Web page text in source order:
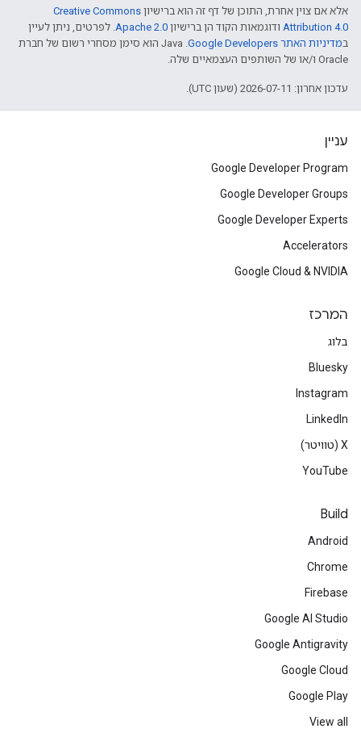
אלא אם צוין אחרת, התוכן של דף זה הוא ברישיון Creative Commons
Attribution 4.0 ודוגמאות הקוד הן ברישיון Apache 2.0. לפרטים, ניתן לעיין
במדיניות האתר Google Developers‏
.‏ Java הוא סימן מסחרי רשום של חברת
Oracle ו/או של השותפים העצמאיים שלה.
עדכון אחרון: 2026-07-11 (שעון UTC).
עניין
Google Developer Program
Google Developer Groups
Google Developer Experts
Accelerators
Google Cloud & NVIDIA
המרכז
בלוג
Bluesky
Instagram
LinkedIn
‫X (טוויטר)
YouTube
Build
Android
Chrome
Firebase
Google AI Studio
Google Antigravity
Google Cloud
Google Play
View all